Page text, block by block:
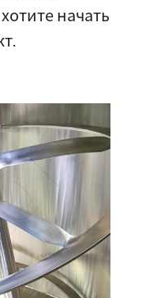
начать